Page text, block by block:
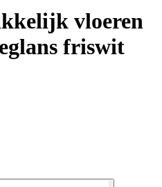
vloeren
friswit